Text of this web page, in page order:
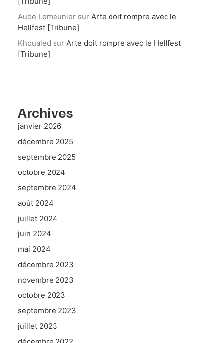
Aude Lemeunier sur Arte doit rompre avec le
Hellfest [Tribune]
Khoualed sur Arte doit rompre avec le Hellfest
[Tribune]
Archives
janvier 2026
décembre 2025
septembre 2025
octobre 2024
septembre 2024
août 2024
juillet 2024
juin 2024
mai 2024
décembre 2023
novembre 2023
octobre 2023
septembre 2023
juillet 2023